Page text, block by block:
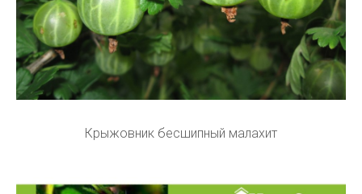
Крыжовник бесшипный малахит